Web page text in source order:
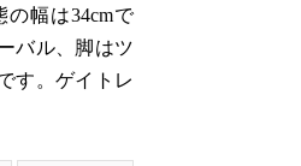
幅は34cmで
バル、脚はツ
す。ゲイトレ